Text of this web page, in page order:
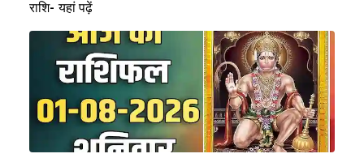
राशि- यहां पढ़ें